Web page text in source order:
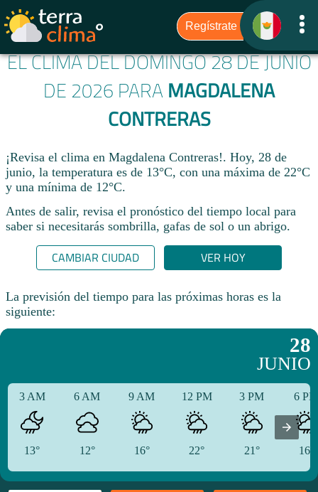
EL CLIMA DEL DOMINGO 28 DE JUNIO
DE 2026 PARA MAGDALENA
CONTRERAS
¡Revisa el clima en Magdalena Contreras!. Hoy, 28 de
junio, la temperatura es de 13°C, con una máxima de 22°C
y una mínima de 12°C.​
Antes de salir, revisa el pronóstico del tiempo local para
saber si necesitarás sombrilla, gafas de sol o un abrigo.
CAMBIAR CIUDAD VER HOY
La previsión del tiempo para las próximas horas es la
siguiente:
28
JUNIO
3 AM
13°
6 AM
12°
9 AM
16°
12 PM
22°
3 PM
21°
6
16°